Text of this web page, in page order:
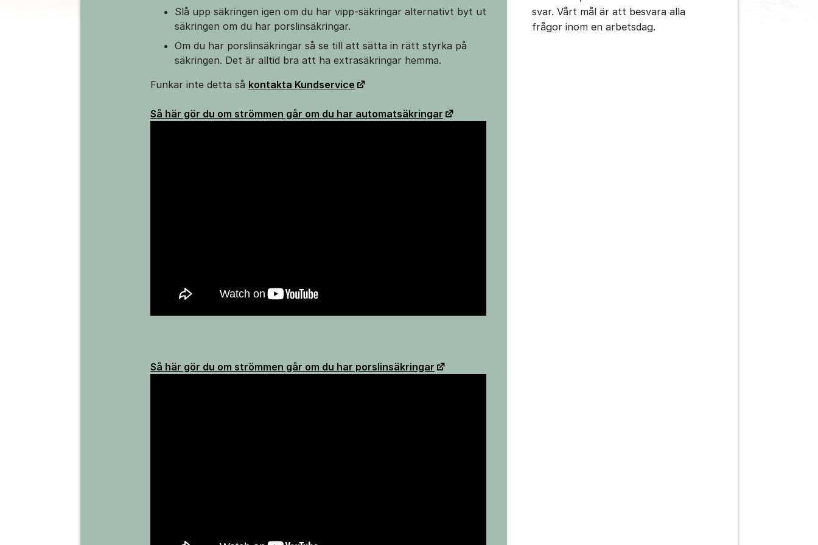
Slå upp säkringen igen om du har vipp-säkringar alternativt byt ut
säkringen om du har porslinsäkringar.
Om du har porslinsäkringar så se till att sätta in rätt styrka på
säkringen. Det är alltid bra att ha extrasäkringar hemma.
Funkar inte detta så kontakta Kundservice
Så här gör du om strömmen går om du har automatsäkringar
Så här gör du om strömmen går om du har porslinsäkringar
svar. Vårt mål är att besvara alla
frågor inom en arbetsdag.